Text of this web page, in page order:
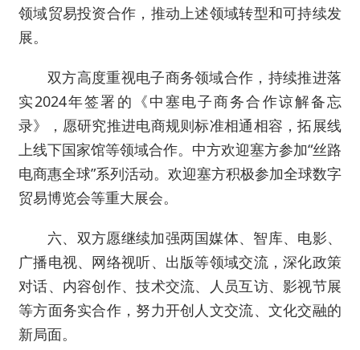
领域贸易投资合作，推动上述领域转型和可持续发
展。
双方高度重视电子商务领域合作，持续推进落
实2024年签署的《中塞电子商务合作谅解备忘
录》，愿研究推进电商规则标准相通相容，拓展线
上线下国家馆等领域合作。中方欢迎塞方参加“丝路
电商惠全球”系列活动。欢迎塞方积极参加全球数字
贸易博览会等重大展会。
六、双方愿继续加强两国媒体、智库、电影、
广播电视、网络视听、出版等领域交流，深化政策
对话、内容创作、技术交流、人员互访、影视节展
等方面务实合作，努力开创人文交流、文化交融的
新局面。